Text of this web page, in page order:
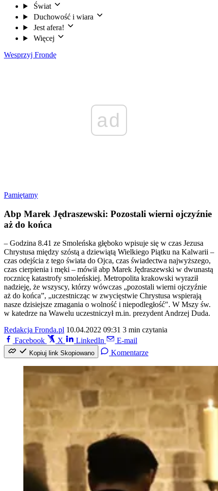
Świat
Duchowość i wiara
Jest afera!
Więcej
Wesprzyj Frondę
ad
Pamiętamy
Abp Marek Jędraszewski: Pozostali wierni ojczyźnie
aż do końca
– Godzina 8.41 ze Smoleńska głęboko wpisuje się w czas Jezusa
Chrystusa między szóstą a dziewiątą Wielkiego Piątku na Kalwarii –
czas odejścia z tego świata do Ojca, czas świadectwa najwyższego,
czas cierpienia i męki – mówił abp Marek Jędraszewski w dwunastą
rocznicę katastrofy smoleńskiej. Metropolita krakowski wyraził
nadzieję, że wszyscy, którzy wówczas „pozostali wierni ojczyźnie
aż do końca”, „uczestnicząc w zwycięstwie Chrystusa wspierają
nasze dzisiejsze zmagania o wolność i niepodległość". W Mszy św.
w katedrze na Wawelu uczestniczył m.in. prezydent Andrzej Duda.
Redakcja Fronda.pl 10.04.2022 09:31 3 min czytania
Facebook
X LinkedIn E-mail
Kopiuj link Skopiowano Komentarze